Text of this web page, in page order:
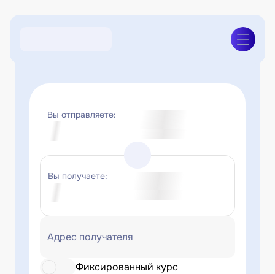
Вы отправляете:
Вы получаете:
Адрес получателя
Фиксированный курс